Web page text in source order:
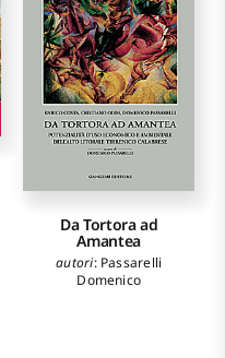
Da Tortora ad
Amantea
autori: Passarelli
Domenico